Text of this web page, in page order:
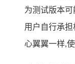
为测试版本
用户自行承
心翼翼一样,